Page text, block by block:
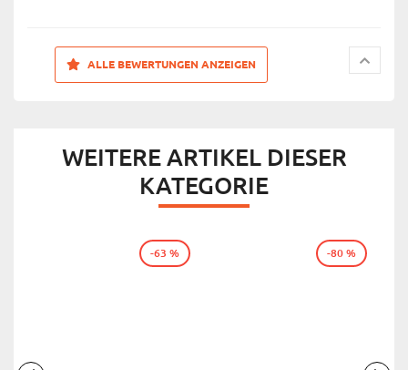
ALLE BEWERTUNGEN ANZEIGEN
WEITERE ARTIKEL DIESER
KATEGORIE
-63 % -80 %